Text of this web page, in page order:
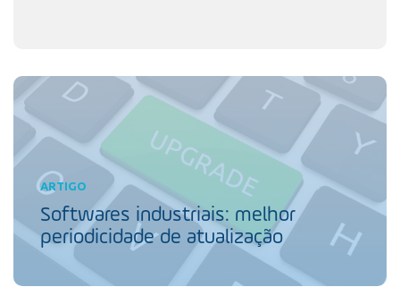
ARTIGO
Softwares industriais: melhor
periodicidade de atualização